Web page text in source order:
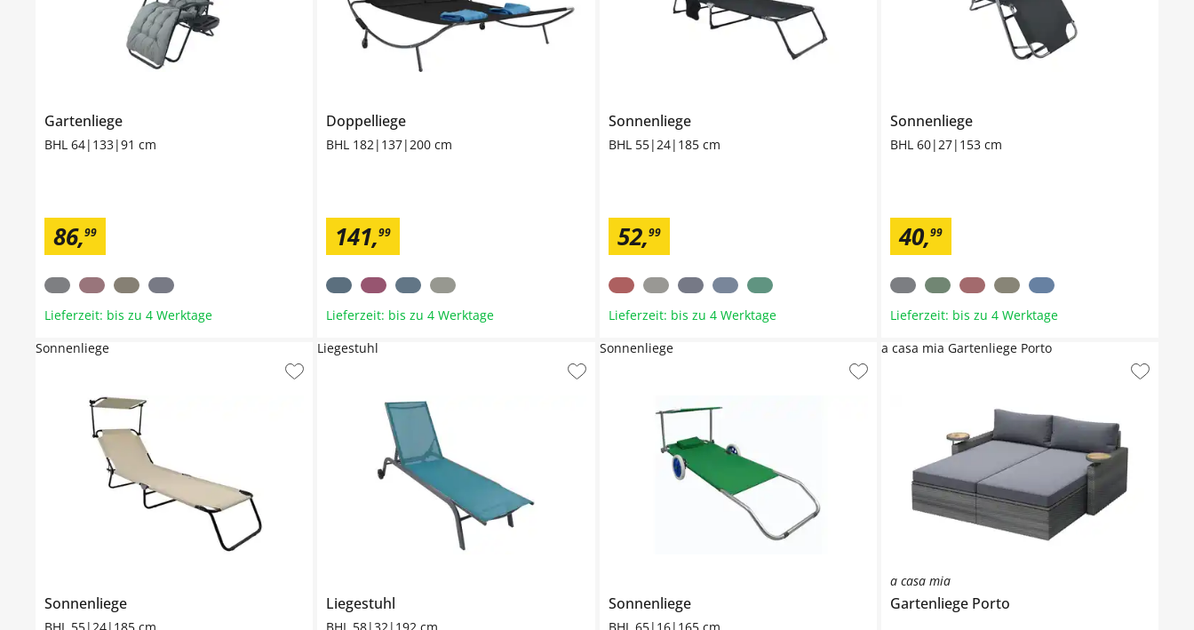
Gartenliege
BHL 64|133|91 cm
86,99
Lieferzeit: bis zu 4 Werktage
Doppelliege
BHL 182|137|200 cm
141,99
Lieferzeit: bis zu 4 Werktage
Sonnenliege
BHL 55|24|185 cm
52,99
Lieferzeit: bis zu 4 Werktage
Sonnenliege
BHL 60|27|153 cm
40,99
Lieferzeit: bis zu 4 Werktage
Sonnenliege
BHL 55|24|185 cm
Sonnenliege
Liegestuhl
BHL 58|32|192 cm
Liegestuhl
Sonnenliege
BHL 65|16|165 cm
Sonnenliege
a casa mia
Gartenliege Porto
a casa mia Gartenliege Porto